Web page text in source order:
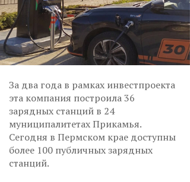
За два года в рамках инвестпроекта
эта компания построила 36
зарядных станций в 24
муниципалитетах Прикамья.
Сегодня в Пермском крае доступны
более 100 публичных зарядных
станций.